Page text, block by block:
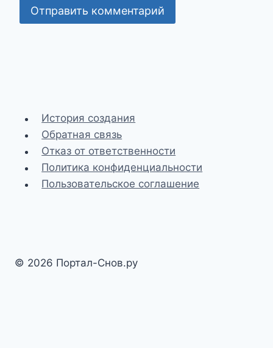
История создания
Обратная связь
Отказ от ответственности
Политика конфиденциальности
Пользовательское соглашение
© 2026 Портал-Снов.ру